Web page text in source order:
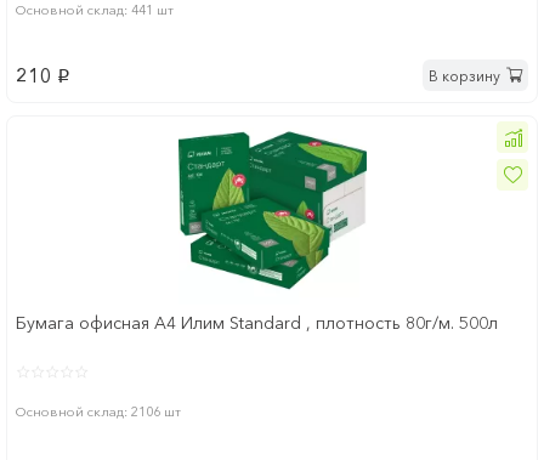
Основной склад: 441 шт
210 p В корзину
Бумага офисная А4 Илим Standard , плотность 80г/м. 500л
Основной склад: 2106 шт